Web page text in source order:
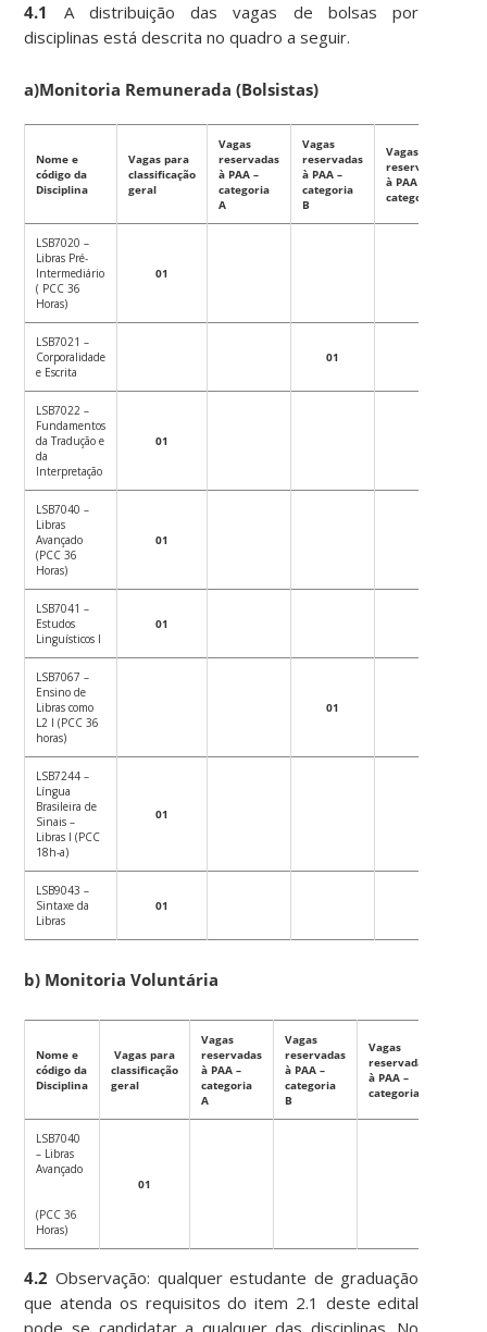
4.1
A distribuição das vagas de bolsas por
disciplinas está descrita no quadro a seguir.
a)Monitoria Remunerada (Bolsistas)
Nome e
código da
Disciplina
Vagas para
classificação
geral
Vagas
reservadas
à PAA –
categoria
A
Vagas
reservadas
à PAA –
categoria
B
Vagas
reservadas
à PAA –
categoria C
LSB7020 –
Libras Pré-
Intermediário
( PCC 36
Horas)
01
LSB7021 –
Corporalidade
e Escrita
01
LSB7022 –
Fundamentos
da Tradução e
da
Interpretação
01
LSB7040 –
Libras
Avançado
(PCC 36
Horas)
01
LSB7041 –
Estudos
Linguísticos I
01
LSB7067 –
Ensino de
Libras como
L2 I (PCC 36
horas)
01
LSB7244 –
Língua
Brasileira de
Sinais –
Libras I (PCC
18h-a)
01
LSB9043 –
Sintaxe da
Libras
01
b) Monitoria Voluntária
Nome e
código da
Disciplina
Vagas para
classificação
geral
Vagas
reservadas
à PAA –
categoria
A
Vagas
reservadas
à PAA –
categoria
B
Vagas
reservadas
à PAA –
categoria C
LSB7040
– Libras
Avançado
(PCC 36
Horas)
01
4.2 Observação: qualquer estudante de graduação
que atenda os requisitos do item 2.1 deste edital